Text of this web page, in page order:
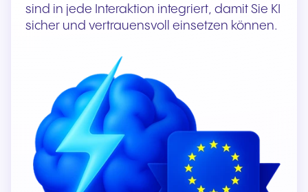
sind in jede Interaktion integriert, damit Sie KI
sicher und vertrauensvoll einsetzen können.